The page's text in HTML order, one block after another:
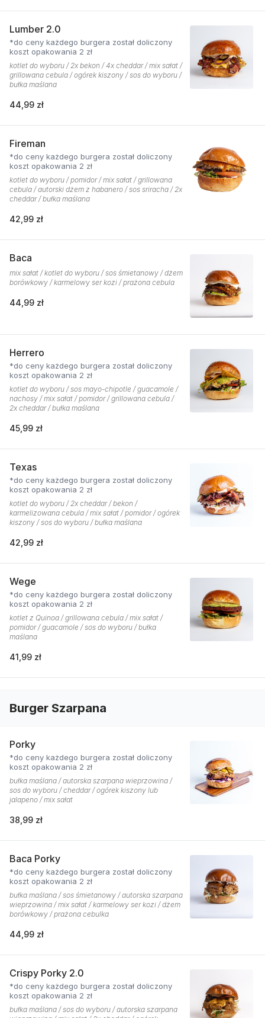
Lumber 2.0
*do ceny każdego burgera został doliczony
koszt opakowania 2 zł
kotlet do wyboru / 2x bekon / 4x cheddar / mix sałat /
grillowana cebula / ogórek kiszony / sos do wyboru /
bułka maślana
44,99 zł
Fireman
*do ceny każdego burgera został doliczony
koszt opakowania 2 zł
kotlet do wyboru / pomidor / mix sałat / grillowana
cebula / autorski dżem z habanero / sos sriracha / 2x
cheddar / bułka maślana
42,99 zł
Baca
mix sałat / kotlet do wyboru / sos śmietanowy / dżem
borówkowy / karmelowy ser kozi / prażona cebula
44,99 zł
Herrero
*do ceny każdego burgera został doliczony
koszt opakowania 2 zł
kotlet do wyboru / sos mayo-chipotle / guacamole /
nachosy / mix sałat / pomidor / grillowana cebula /
2x cheddar / bułka maślana
45,99 zł
Texas
*do ceny każdego burgera został doliczony
koszt opakowania 2 zł
kotlet do wyboru / 2x cheddar / bekon /
karmelizowana cebula / mix sałat / pomidor / ogórek
kiszony / sos do wyboru / bułka maślana
42,99 zł
Wege
*do ceny każdego burgera został doliczony
koszt opakowania 2 zł
kotlet z Quinoa / grillowana cebula / mix sałat /
pomidor / guacamole / sos do wyboru / bułka
maślana
41,99 zł
Burger Szarpana
Porky
*do ceny każdego burgera został doliczony
koszt opakowania 2 zł
bułka maślana / autorska szarpana wieprzowina /
sos do wyboru / cheddar / ogórek kiszony lub
jalapeno / mix sałat
38,99 zł
Baca Porky
*do ceny każdego burgera został doliczony
koszt opakowania 2 zł
bułka maślana / sos śmietanowy / autorska szarpana
wieprzowina / mix sałat / karmelowy ser kozi / dżem
borówkowy / prażona cebulka
44,99 zł
Crispy Porky 2.0
*do ceny każdego burgera został doliczony
koszt opakowania 2 zł
bułka maślana / sos do wyboru / autorska szarpana